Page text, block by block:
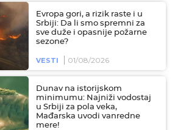
Evropa gori, a rizik raste i u
Srbiji: Da li smo spremni za
sve duže i opasnije požarne
sezone?
VESTI 01/08/2026
Dunav na istorijskom
minimumu: Najniži vodostaj
u Srbiji za pola veka,
Mađarska uvodi vanredne
mere!